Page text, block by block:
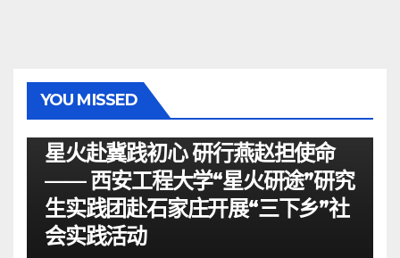
YOU MISSED
星火赴冀践初心 研行燕赵担使命
—— 西安工程大学“星火研途”研究
生实践团赴石家庄开展“三下乡”社
会实践活动